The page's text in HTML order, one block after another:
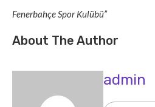
Fenerbahçe Spor Kulübü”
About The Author
admin